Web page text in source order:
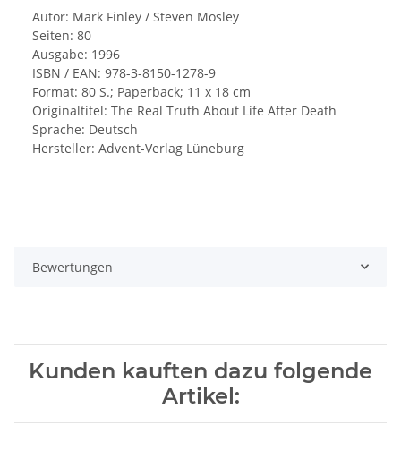
Autor: Mark Finley / Steven Mosley
Seiten: 80
Ausgabe: 1996
ISBN / EAN: 978-3-8150-1278-9
Format: 80 S.; Paperback; 11 x 18 cm
Originaltitel: The Real Truth About Life After Death
Sprache: Deutsch
Hersteller: Advent-Verlag Lüneburg
Bewertungen
Kunden kauften dazu folgende
Artikel: